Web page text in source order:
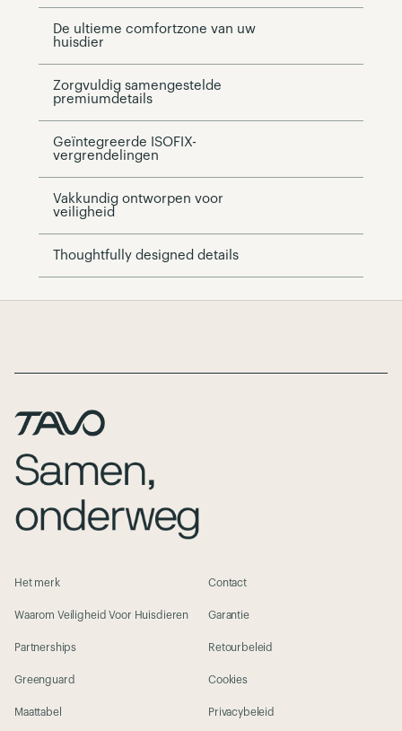
De ultieme comfortzone van uw
huisdier
Zorgvuldig samengestelde
premiumdetails
Geïntegreerde ISOFIX-
vergrendelingen
Vakkundig ontworpen voor
veiligheid
Thoughtfully designed details
Het merk
Waarom Veiligheid Voor Huisdieren
Partnerships
Greenguard
Maattabel
Contact
Garantie
Retourbeleid
Cookies
Privacybeleid